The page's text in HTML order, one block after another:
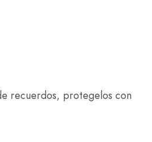
recuerdos, protegelos con